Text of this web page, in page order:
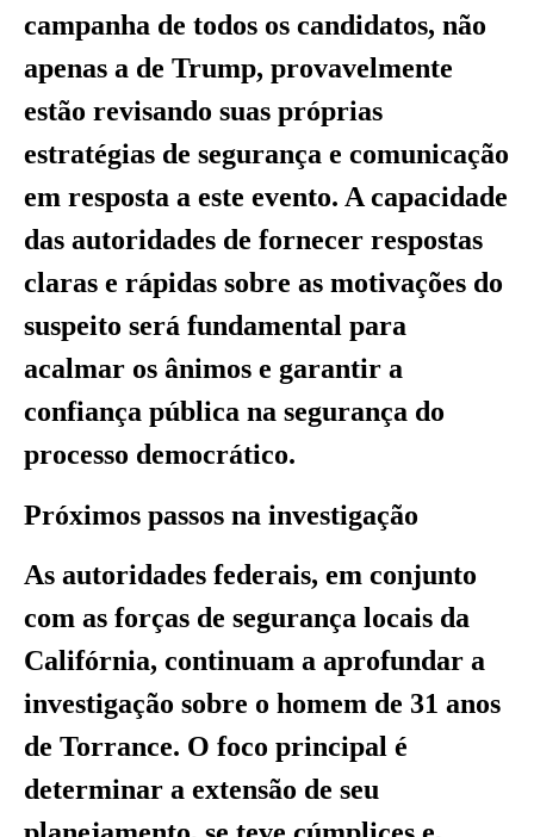
campanha de todos os candidatos, não
apenas a de Trump, provavelmente
estão revisando suas próprias
estratégias de segurança e comunicação
em resposta a este evento. A capacidade
das autoridades de fornecer respostas
claras e rápidas sobre as motivações do
suspeito será fundamental para
acalmar os ânimos e garantir a
confiança pública na segurança do
processo democrático.
Próximos passos na investigação
As autoridades federais, em conjunto
com as forças de segurança locais da
Califórnia, continuam a aprofundar a
investigação sobre o homem de 31 anos
de Torrance. O foco principal é
determinar a extensão de seu